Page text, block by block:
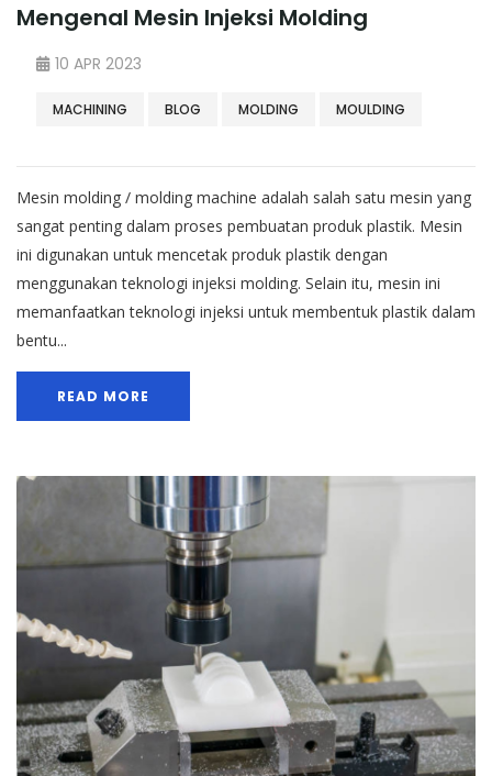
Mengenal Mesin Injeksi Molding
10 APR 2023
MACHINING BLOG MOLDING MOULDING
Mesin molding / molding machine adalah salah satu mesin yang
sangat penting dalam proses pembuatan produk plastik. Mesin
ini digunakan untuk mencetak produk plastik dengan
menggunakan teknologi injeksi molding. Selain itu, mesin ini
memanfaatkan teknologi injeksi untuk membentuk plastik dalam
bentu...
READ MORE